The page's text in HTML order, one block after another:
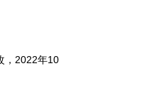
，2022年10